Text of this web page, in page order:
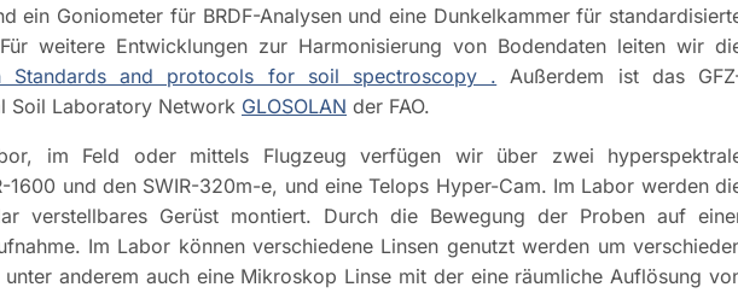
ein Goniometer für BRDF-Analysen und eine Dunkelkammer für
weitere Entwicklungen zur Harmonisierung von Bodendaten leiten wir
Standards and protocols for soil spectroscopy . Außerdem ist das
Soil Laboratory Network GLOSOLAN der FAO.
im Feld oder mittels Flugzeug verfügen wir über zwei
1600 und den SWIR-320m-e, und eine Telops Hyper-Cam. Im Labor werden
verstellbares Gerüst montiert. Durch die Bewegung der Proben auf
Im Labor können verschiedene Linsen genutzt werden um
anderem auch eine Mikroskop Linse mit der eine räumliche Auflösung